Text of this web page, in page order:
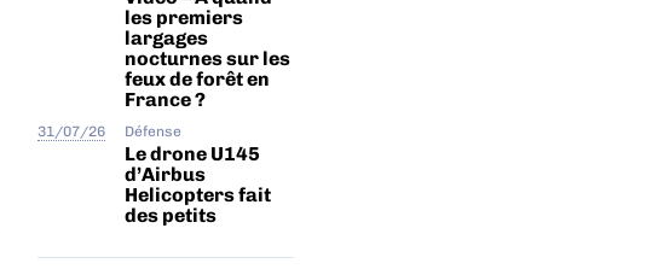
les premiers
largages
nocturnes sur les
feux de forêt en
France ?
31/07/26 Défense
Le drone U145
d’Airbus
Helicopters fait
des petits